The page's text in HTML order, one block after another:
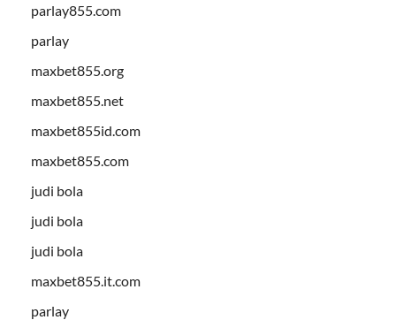
parlay855.com
parlay
maxbet855.org
maxbet855.net
maxbet855id.com
maxbet855.com
judi bola
judi bola
judi bola
maxbet855.it.com
parlay